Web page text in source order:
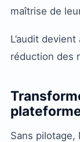
maîtrise de
L’audit
réduction des
Sans